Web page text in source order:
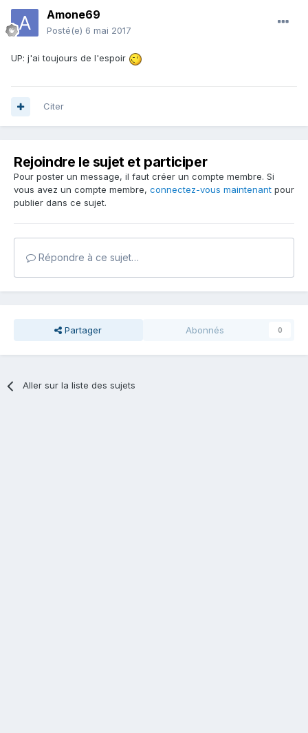
Amone69
Posté(e) 6 mai 2017
UP: j'ai toujours de l'espoir
Citer
Rejoindre le sujet et participer
Pour poster un message, il faut créer un compte membre. Si
vous avez un compte membre, connectez-vous maintenant pour
publier dans ce sujet.
Répondre à ce sujet…
Partager Abonnés 0
Aller sur la liste des sujets